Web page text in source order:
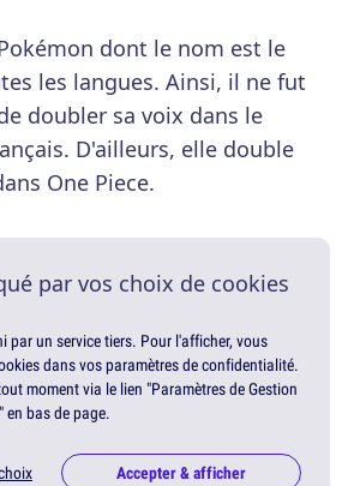
dont le nom est le
les langues. Ainsi, il ne fut
doubler sa voix dans le
D'ailleurs, elle double
One Piece.
par vos choix de cookies
par un service tiers. Pour l'afficher, vous
dans vos paramètres de confidentialité.
moment via le lien "Paramètres de Gestion
bas de page.
Accepter & afficher